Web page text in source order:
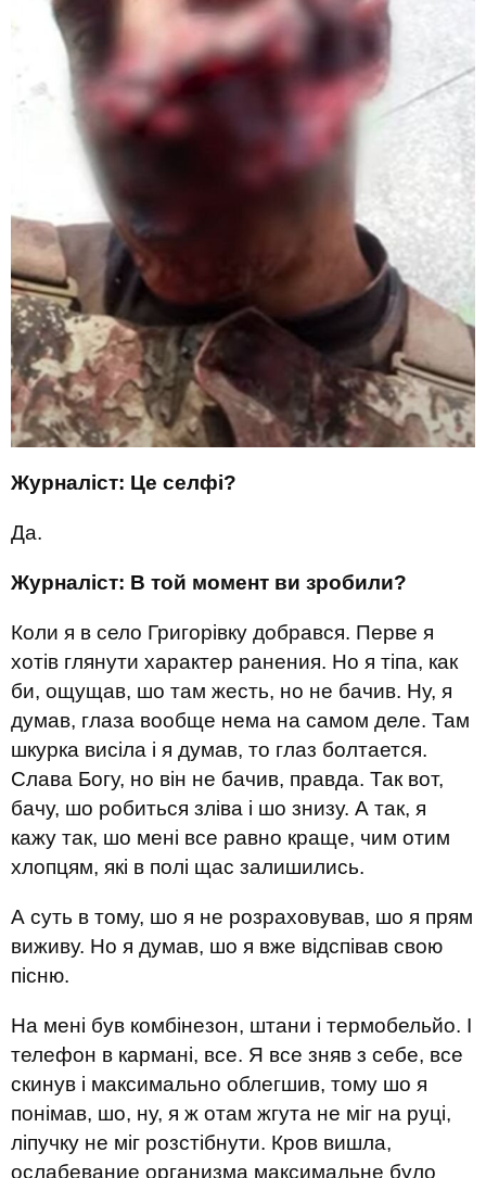
Журналіст: Це селфі?
Да.
Журналіст: В той момент ви зробили?
Коли я в село Григорівку добрався. Перве я
хотів глянути характер ранения. Но я тіпа, как
би, ощущав, шо там жесть, но не бачив. Ну, я
думав, глаза вообще нема на самом деле. Там
шкурка висіла і я думав, то глаз болтается.
Слава Богу, но він не бачив, правда. Так вот,
бачу, шо робиться зліва і шо знизу. А так, я
кажу так, шо мені все равно краще, чим отим
хлопцям, які в полі щас залишились.
А суть в тому, шо я не розраховував, шо я прям
виживу. Но я думав, шо я вже відспівав свою
пісню.
На мені був комбінезон, штани і термобельйо. І
телефон в кармані, все. Я все зняв з себе, все
скинув і максимально облегшив, тому шо я
понімав, шо, ну, я ж отам жгута не міг на руці,
ліпучку не міг розстібнути. Кров вишла,
ослабевание организма максимальне було